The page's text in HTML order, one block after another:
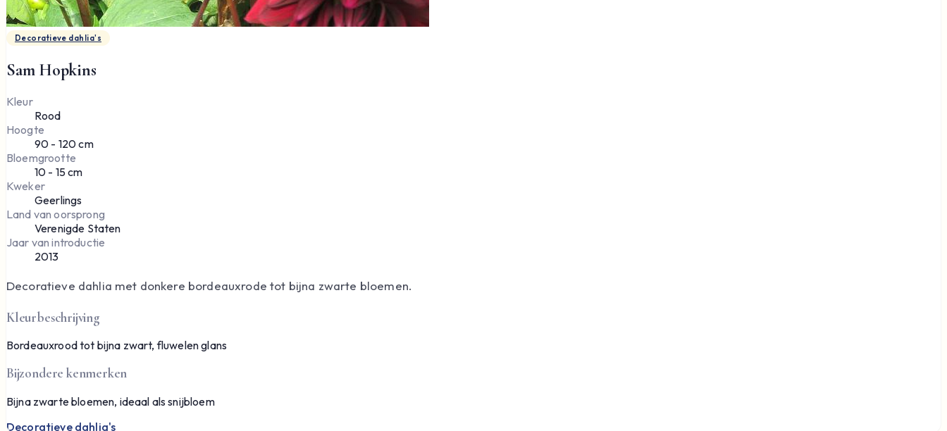
Decoratieve dahlia's
Sam Hopkins
Kleur
Rood
Hoogte
90 - 120 cm
Bloemgrootte
10 - 15 cm
Kweker
Geerlings
Land van oorsprong
Verenigde Staten
Jaar van introductie
2013
Decoratieve dahlia met donkere bordeauxrode tot bijna zwarte bloemen.
Kleurbeschrijving
Bordeauxrood tot bijna zwart, fluwelen glans
Bijzondere kenmerken
Bijna zwarte bloemen, ideaal als snijbloem
Decoratieve dahlia's